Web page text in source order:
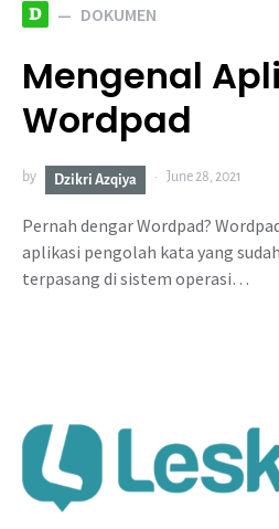
D DOKUMEN
Mengenal
Wordpad
by Dzikri Azqiya June 28, 2021
Pernah dengar Wordpad?
aplikasi pengolah kata yang
terpasang di sistem operasi…